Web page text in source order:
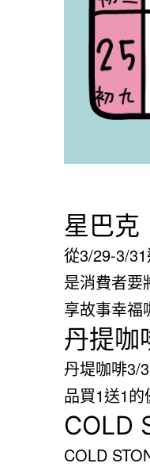
星巴克
從3/29-3/
是消費者要
享故事幸福
丹提咖
丹堤咖啡3/
品買1送1的
COLD
COLD